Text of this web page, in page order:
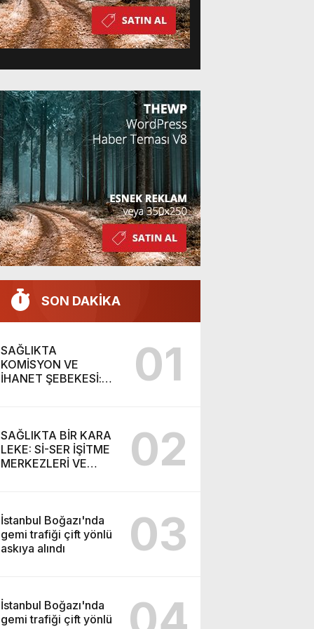
SON DAKİKA
SAĞLIKTA
KOMİSYON VE
İHANET ŞEBEKESİ:
VURGUNU!
01
SAĞLIKTA BİR KARA
LEKE: Sİ-SER İŞİTME
MERKEZLERİ VE
02
İstanbul Boğazı'nda
gemi trafiği çift yönlü
askıya alındı
03
İstanbul Boğazı'nda
gemi trafiği çift yönlü